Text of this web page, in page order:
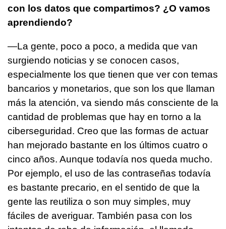
con los datos que compartimos? ¿O vamos
aprendiendo?
—La gente, poco a poco, a medida que van
surgiendo noticias y se conocen casos,
especialmente los que tienen que ver con temas
bancarios y monetarios, que son los que llaman
más la atención, va siendo más consciente de la
cantidad de problemas que hay en torno a la
ciberseguridad. Creo que las formas de actuar
han mejorado bastante en los últimos cuatro o
cinco años. Aunque todavía nos queda mucho.
Por ejemplo, el uso de las contraseñas todavía
es bastante precario, en el sentido de que la
gente las reutiliza o son muy simples, muy
fáciles de averiguar. También pasa con los